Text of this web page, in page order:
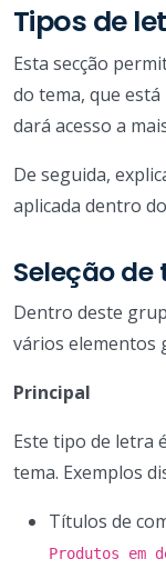
Tipos de
Esta secção
do tema, que
dará acesso a
De seguida,
aplicada dentro
Seleção
Dentro deste
vários elementos
Principal
Este tipo de letra
tema. Exemplos
Títulos de
Produtos em